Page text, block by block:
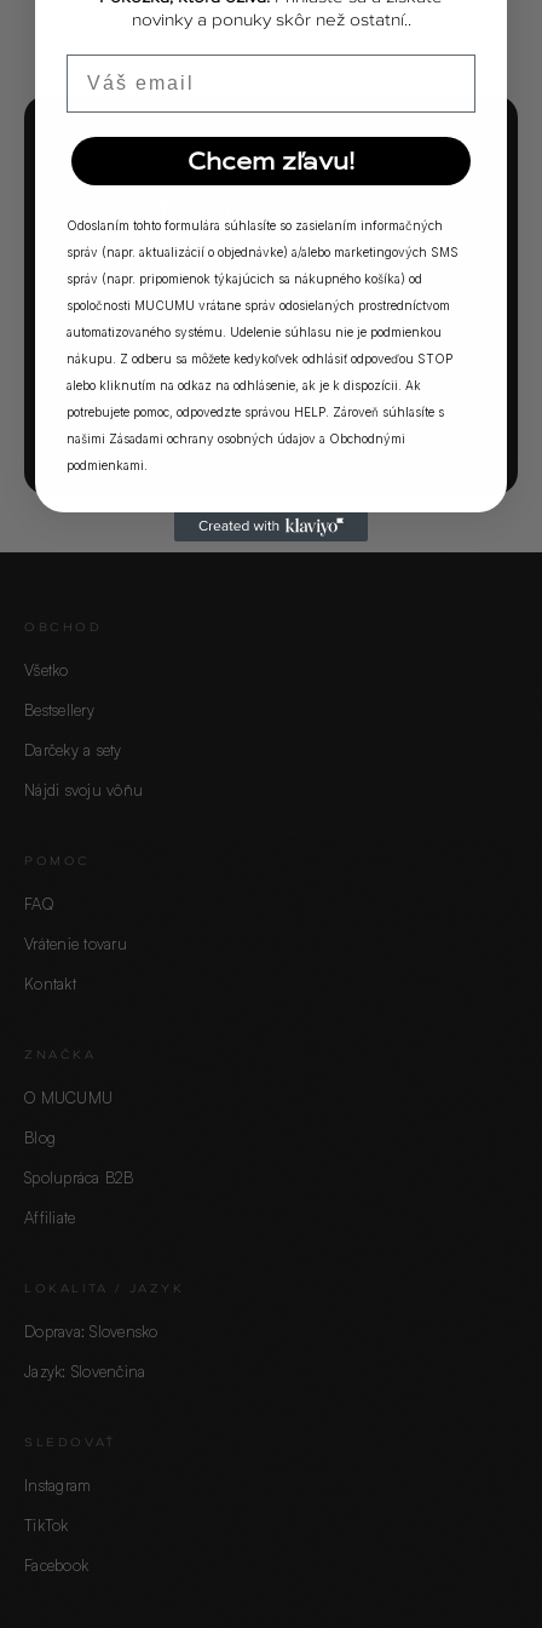
MUCUMU KVÍZ
Ktorá vôňa Vám
sadne?
5 otázok. Jedna odpoveď. Vaša ideálna MUCUMU
vôňa.
SPUSTIŤ KVÍZ →
OBCHOD
Všetko
Bestsellery
Darčeky a sety
Nájdi svoju vôňu
POMOC
FAQ
Vrátenie tovaru
Kontakt
ZNAČKA
O MUCUMU
Blog
Spolupráca B2B
Affiliate
LOKALITA / JAZYK
Doprava: Slovensko
Jazyk: Slovenčina
SLEDOVAŤ
Instagram
TikTok
Facebook
novinky a ponuky skôr než ostatní..
Chcem zľavu!
Odoslaním tohto formulára súhlasíte so zasielaním informačných
správ (napr. aktualizácií o objednávke) a/alebo marketingových SMS
správ (napr. pripomienok týkajúcich sa nákupného košíka) od
spoločnosti MUCUMU vrátane správ odosielaných prostredníctvom
automatizovaného systému. Udelenie súhlasu nie je podmienkou
nákupu. Z odberu sa môžete kedykoľvek odhlásiť odpoveďou STOP
alebo kliknutím na odkaz na odhlásenie, ak je k dispozícii. Ak
potrebujete pomoc, odpovedzte správou HELP. Zároveň súhlasíte s
našimi Zásadami ochrany osobných údajov a Obchodnými
podmienkami